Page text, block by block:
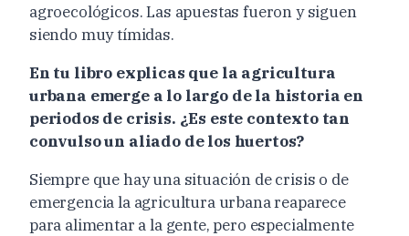
agroecológicos. Las apuestas fueron y siguen
siendo muy tímidas.
En tu libro explicas que la agricultura
urbana emerge a lo largo de la historia en
periodos de crisis. ¿Es este contexto tan
convulso un aliado de los huertos?
Siempre que hay una situación de crisis o de
emergencia la agricultura urbana reaparece
para alimentar a la gente, pero especialmente